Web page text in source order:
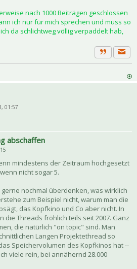
nach 1000 Beiträgen geschlossen
ich nur für mich sprechen und muss so
da schlichtweg völlig verpaddelt hab,
Zitat
01:57
abschaffen
mindestens der Zeitraum hochgesetzt
nicht sogar 5.
nochmal überdenken, was wirklich
zum Beispiel nicht, warum man die
das Kopfkino und Co aber nicht. In
die Threads fröhlich teils seit 2007. Ganz
die natürlich "on topic" sind. Man
Langen Projektethread so
Speichervolumen des Kopfkinos hat --
viele rein, bei annähernd 28.000